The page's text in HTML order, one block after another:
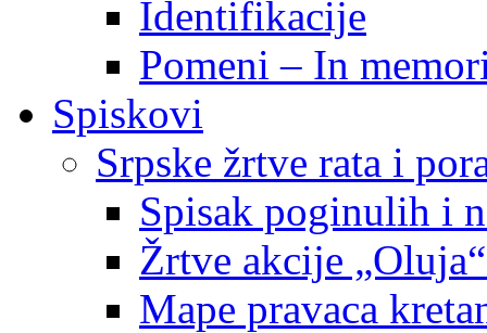
Identifikacije
Pomeni – In
Spiskovi
Srpske žrtve rata i
Spisak poginulih i
Žrtve akcije
Mape pravaca